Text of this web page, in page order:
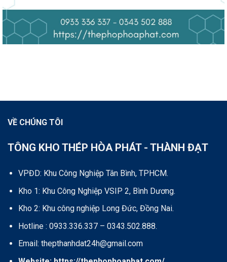
VỀ CHÚNG TÔI
TÔNG KHO THÉP HÒA PHÁT - THÀNH ĐẠT
VPĐD: Khu Công Nghiệp Tân Bình, TPHCM.
Kho 1: Khu Công Nghiệp VSIP 2, Bình Dương.
Kho 2: Khu công nghiệp Long Đức, Đồng Nai.
Hotline : 0933.336.337 – 0343.502.888.
Email: thepthanhdat24h@gmail.com